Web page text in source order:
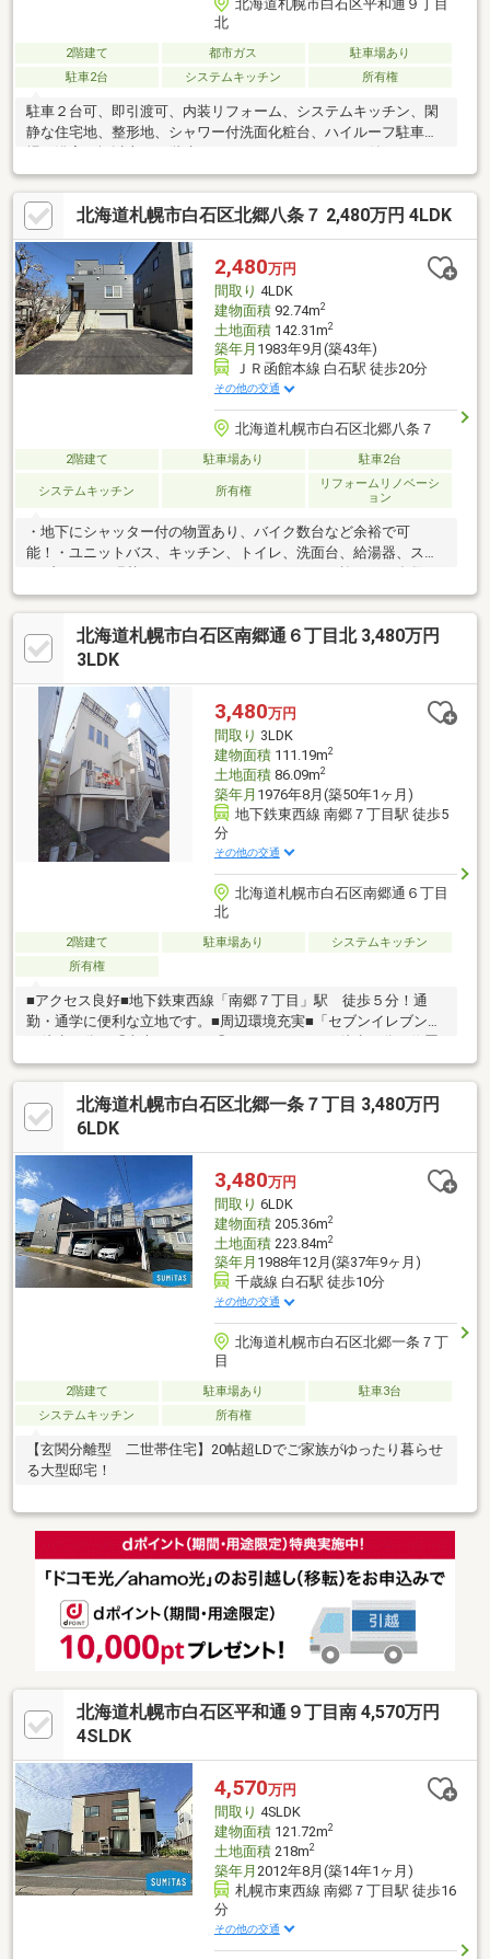
北海道札幌市白石区平和通９丁目
北
2階建て 都市ガス
駐車場あり
駐車2台
システムキッチン 所有権
駐車２台可、即引渡可、内装リフォーム、システムキッチン、閑
静な住宅地、整形地、シャワー付洗面化粧台、ハイルーフ駐車
場、浴室１坪以上、２階建、オートバス、ＴＶモニタ付インター
ホン、全居室フローリング、全居室６畳以上、都市ガス
北海道札幌市白石区北郷八条７ 2,480万円 4LDK
2,480万円
間取り 4LDK
建物面積92.74m2
土地面積142.31m2
築年月 1983年9月(築43年)
ＪＲ函館本線 白石駅 徒歩20分
その他の交通
北海道札幌市白石区北郷八条７
2階建て 駐車場あり 駐車2台
システムキッチン 所有権
リフォームリノベーシ
ョン
・地下にシャッター付の物置あり、バイク数台など余裕で可
能！・ユニットバス、キッチン、トイレ、洗面台、給湯器、スト
フォーム・徒歩10分圏内に業務スーパー、コンビニ、郵便局あり
便利な立地・経済的な灯油ボイラー、灯油ストーブ完備※当社で
室内のご案内が可能です※事務所不在が多いため、お問合せはメ
ールにてお願いいたします
北海道札幌市白石区南郷通６丁目北 3,480万円
3LDK
3,480万円
間取り 3LDK
建物面積111.19m2
土地面積86.09m2
築年月 1976年8月(築50年1ヶ月)
地下鉄東西線 南郷７丁目駅 徒歩5
分
その他の交通
北海道札幌市白石区南郷通６丁目
北
2階建て 駐車場あり
システムキッチン
所有権
■アクセス良好■地下鉄東西線「南郷７丁目」駅 徒歩５分！通
勤・通学に便利な立地です。■周辺環境充実■「セブンイレブン」
が徒歩３分、「東光ストア」「サンドラッグ」が徒歩６分の位置
にあり、暮らしに便利な環境です。総合病院、郵便局等も徒歩圏
内♪■子育て環境充実■小学校まで徒歩３分、中学校まで徒歩１分
とお子さまも無理なく安心して通うことができます。近隣に公園
がありのびのびと遊ぶことが可能な環境です。■光熱費削減■ソー
湯暖房、セントラルパネルを利用の物件です。
北海道札幌市白石区北郷一条７丁目 3,480万円
6LDK
3,480万円
間取り 6LDK
建物面積205.36m2
土地面積223.84m2
築年月 1988年12月(築37年9ヶ月)
千歳線 白石駅 徒歩10分
その他の交通
北海道札幌市白石区北郷一条７丁
目
2階建て 駐車場あり
駐車3台
システムキッチン
所有権
【玄関分離型 二世帯住宅】20帖超LDでご家族がゆったり暮らせ
る大型邸宅！
北海道札幌市白石区平和通９丁目南 4,570万円
4SLDK
4,570万円
間取り 4SLDK
建物面積121.72m2
土地面積218m2
築年月 2012年8月(築14年1ヶ月)
札幌市東西線 南郷７丁目駅 徒歩16
分
その他の交通